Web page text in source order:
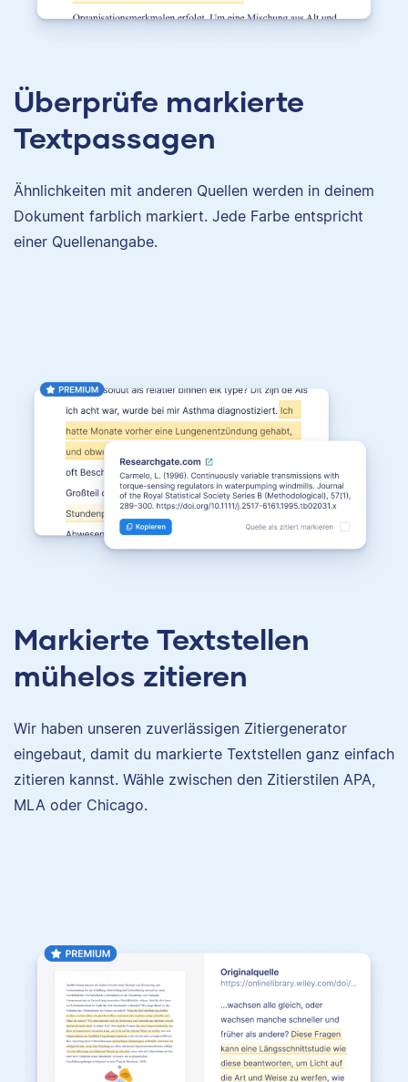
Überprüfe markierte
Textpassagen
Ähnlichkeiten mit anderen Quellen werden in deinem
Dokument farblich markiert. Jede Farbe entspricht
einer Quellenangabe.
Markierte Textstellen
mühelos zitieren
Wir haben unseren zuverlässigen Zitiergenerator
eingebaut, damit du markierte Textstellen ganz einfach
zitieren kannst. Wähle zwischen den Zitierstilen APA,
MLA oder Chicago.